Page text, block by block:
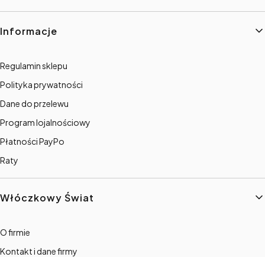
Informacje
Regulamin sklepu
Polityka prywatności
Dane do przelewu
Program lojalnościowy
Płatności PayPo
Raty
Włóczkowy Świat
O firmie
Kontakt i dane firmy